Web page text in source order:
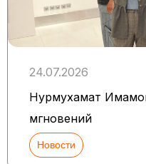
24.07.2026
Нурмухамат
мгновений
Новости